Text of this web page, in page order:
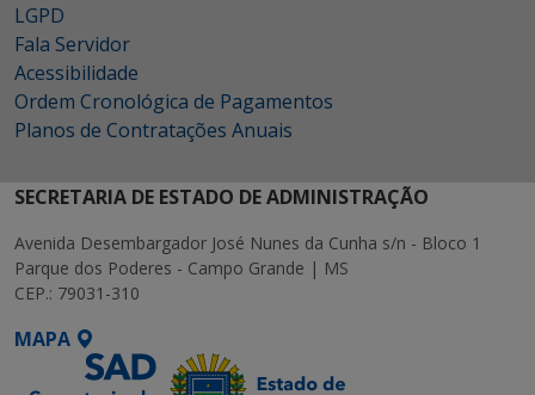
LGPD
Fala Servidor
Acessibilidade
Ordem Cronológica de Pagamentos
Planos de Contratações Anuais
SECRETARIA DE ESTADO DE ADMINISTRAÇÃO
Avenida Desembargador José Nunes da Cunha s/n - Bloco 1
Parque dos Poderes - Campo Grande | MS
CEP.: 79031-310
MAPA